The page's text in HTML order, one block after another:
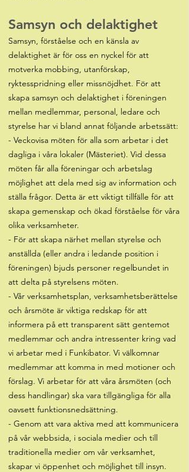
Samsyn och delaktighet
Samsyn, förståelse och en känsla av
delaktighet är för oss en nyckel för att
motverka mobbing, utanförskap,
ryktesspridning eller missnöjdhet. För att
skapa samsyn och delaktighet i föreningen
mellan medlemmar, personal, ledare och
styrelse har vi bland annat följande arbetssätt:
- Veckovisa möten för alla som arbetar i det
dagliga i våra lokaler (Mästeriet). Vid dessa
möten får alla föreningar och arbetslag
möjlighet att dela med sig av information och
ställa frågor. Detta är ett viktigt tillfälle för att
skapa gemenskap och ökad förståelse för våra
olika verksamheter.
- För att skapa närhet mellan styrelse och
anställda (eller andra i ledande position i
föreningen) bjuds personer regelbundet in
att delta på styrelsens möten.
- Vår verksamhetsplan, verksamhetsberättelse
och årsmöte är viktiga redskap för att
informera på ett transparent sätt gentemot
medlemmar och andra intressenter kring vad
vi arbetar med i Funkibator. Vi välkomnar
medlemmar att komma in med motioner och
förslag. Vi arbetar för att våra årsmöten (och
dess handlingar) ska vara tillgängliga för alla
oavsett funktionsnedsättning.
- Genom att vara aktiva med att kommunicera
på vår webbsida, i sociala medier och till
traditionella medier om vår verksamhet,
skapar vi öppenhet och möjlighet till insyn.